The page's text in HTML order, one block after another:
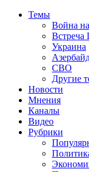
Темы
Война
Встреча
Украина
СВО
Другие
Новости
Мнения
Каналы
Видео
Рубрики